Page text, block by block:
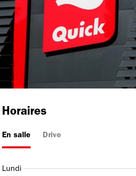
Horaires
En salle Drive
Lundi